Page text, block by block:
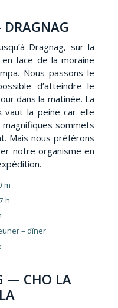
Dragnag, sur la
face de la moraine
Nous passons le
d’atteindre le
dans la matinée. La
vaut la peine car elle
sommets
Mais nous préférons
notre organisme en
m
h
– dîner
— CHO LA